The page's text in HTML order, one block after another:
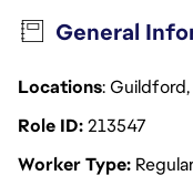
General
Locations:
Role ID213547
Worker Type